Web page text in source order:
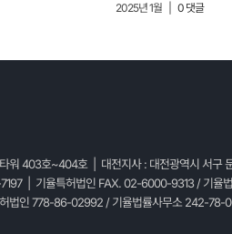
2025년 1월 0 댓글
워 403호~404호 | 대전지사 : 대전광역시 서구
7197 | 기율특허법인 FAX. 02-6000-9313 / 기
법인 778-86-02992 / 기율법률사무소 242-78-